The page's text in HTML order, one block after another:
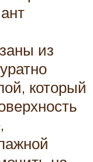
из
который